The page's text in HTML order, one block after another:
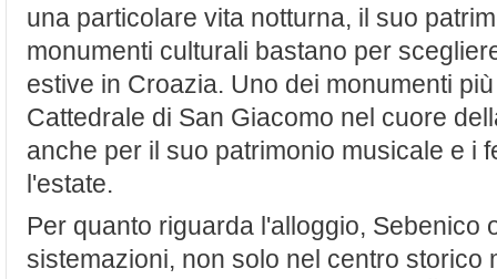
una particolare vita notturna, il suo
monumenti culturali bastano per
estive in Croazia. Uno dei monumenti
Cattedrale di San Giacomo nel cuore
anche per il suo patrimonio musicale e i
l'estate.
Per quanto riguarda l'alloggio, Sebenico
sistemazioni, non solo nel centro storico